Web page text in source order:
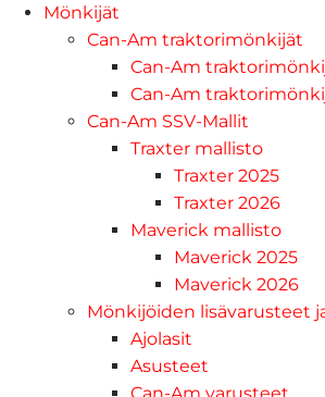
Mönkijät
Can-Am traktorimönkijät
Can-Am
Can-Am
Can-Am SSV-Mallit
Traxter mallisto
Traxter 2025
Traxter 2026
Maverick mallisto
Maverick 2025
Maverick 2026
Mönkijöiden lisävarusteet
Ajolasit
Asusteet
Can-Am varusteet